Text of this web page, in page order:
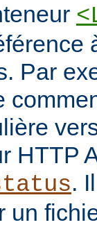
Par
HTTP
.
un